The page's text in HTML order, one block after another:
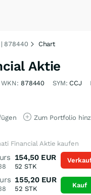
878440 Chart
Aktie
WKN: 878440 SYM: CCJ
Zum Portfolio
Financial Aktie kaufen
154,50 EUR
52 STK
155,20 EUR
52 STK Kauf